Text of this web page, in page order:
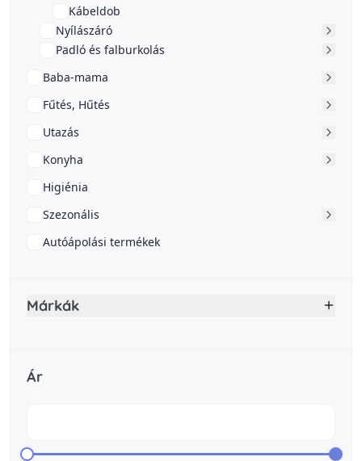
Kábeldob
Nyílászáró
Padló és falburkolás
Baba-mama
Fűtés, Hűtés
Utazás
Konyha
Higiénia
Szezonális
Autóápolási termékek
Márkák
Ár